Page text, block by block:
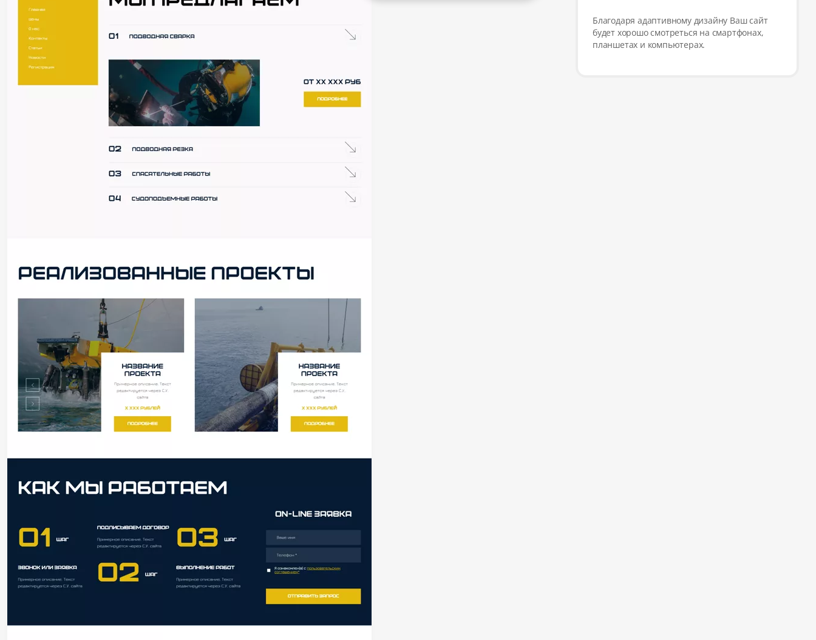
Благодаря адаптивному дизайну Ваш сайт
будет хорошо смотреться на смартфонах,
планшетах и компьютерах.